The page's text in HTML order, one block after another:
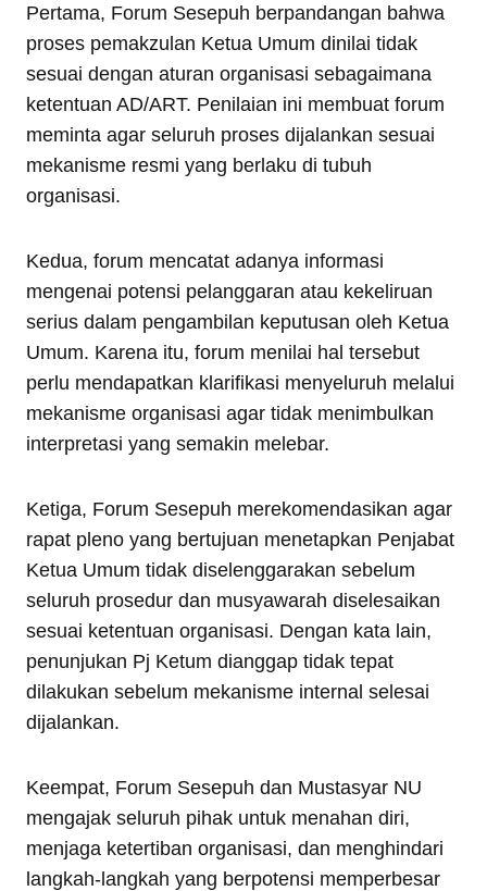
Pertama, Forum Sesepuh berpandangan bahwa
proses pemakzulan Ketua Umum dinilai tidak
sesuai dengan aturan organisasi sebagaimana
ketentuan AD/ART. Penilaian ini membuat forum
meminta agar seluruh proses dijalankan sesuai
mekanisme resmi yang berlaku di tubuh
organisasi.
Kedua, forum mencatat adanya informasi
mengenai potensi pelanggaran atau kekeliruan
serius dalam pengambilan keputusan oleh Ketua
Umum. Karena itu, forum menilai hal tersebut
perlu mendapatkan klarifikasi menyeluruh melalui
mekanisme organisasi agar tidak menimbulkan
interpretasi yang semakin melebar.
Ketiga, Forum Sesepuh merekomendasikan agar
rapat pleno yang bertujuan menetapkan Penjabat
Ketua Umum tidak diselenggarakan sebelum
seluruh prosedur dan musyawarah diselesaikan
sesuai ketentuan organisasi. Dengan kata lain,
penunjukan Pj Ketum dianggap tidak tepat
dilakukan sebelum mekanisme internal selesai
dijalankan.
Keempat, Forum Sesepuh dan Mustasyar NU
mengajak seluruh pihak untuk menahan diri,
menjaga ketertiban organisasi, dan menghindari
langkah-langkah yang berpotensi memperbesar